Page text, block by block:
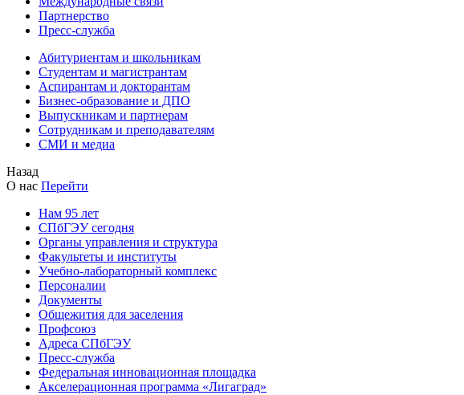
Партнерство
Пресс-служба
Абитуриентам и школьникам
Студентам и магистрантам
Аспирантам и докторантам
Бизнес-образование и ДПО
Выпускникам и партнерам
Сотрудникам и преподавателям
СМИ и медиа
Назад
О нас Перейти
Нам 95 лет
СПбГЭУ сегодня
Органы управления и структура
Факультеты и институты
Учебно-лабораторный комплекс
Персоналии
Документы
Общежития для заселения
Профсоюз
Адреса СПбГЭУ
Пресс-служба
Федеральная инновационная площадка
Акселерационная программа «Лигаград»­­